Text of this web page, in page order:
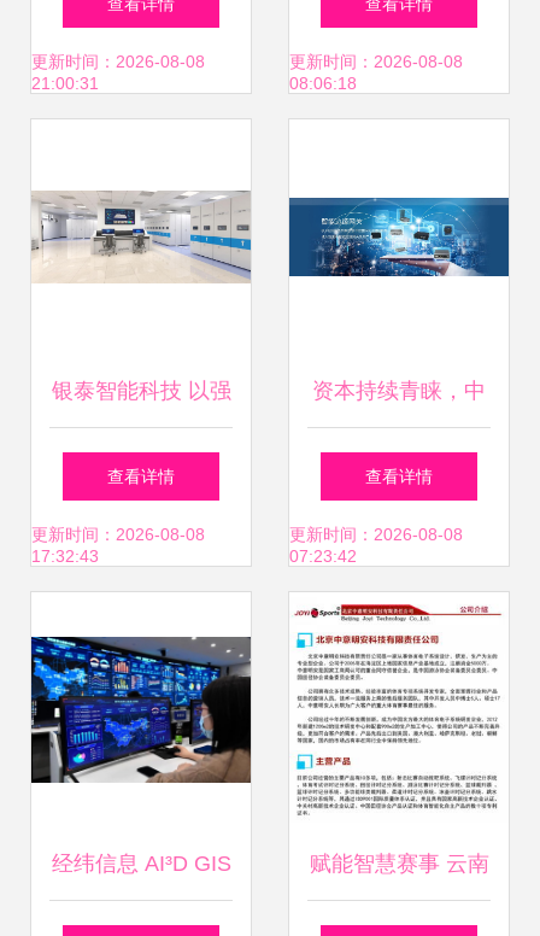
服务系统设计与实
更新时间：2026-08-08
21:00:31
智慧物流的系统集
更新时间：2026-08-08
08:06:18
银泰智能科技 以强
劲科技实力守护档
案安全新防线
查看详情
更新时间：2026-08-08
17:32:43
资本持续青睐，中
控信息凭借信息系
统集成服务拿下数
亿元战略投资
查看详情
更新时间：2026-08-08
07:23:42
经纬信息 AI³D GIS 赋能智慧赛事 云南